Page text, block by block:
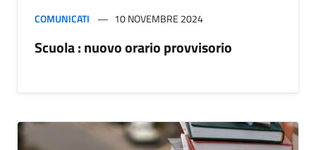
COMUNICATI 10 NOVEMBRE 2024
Scuola : nuovo orario provvisorio